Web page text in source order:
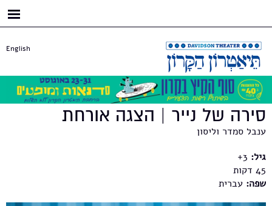
English
סירה של נייר | הצגה אורחת
ענבל סמדר וליסון
גיל: 3+
45
שפה: עברית